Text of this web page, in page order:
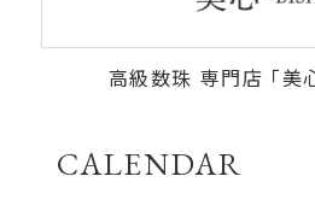
高級数珠 専門店 「美
CALENDAR